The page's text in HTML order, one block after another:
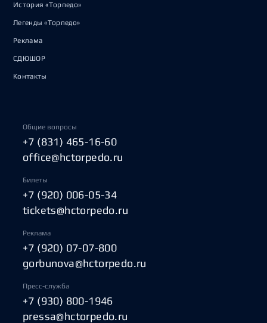
История «Торпедо»
Легенды «Торпедо»
Реклама
СДЮШОР
Контакты
Общие вопросы
+7 (831) 465-16-60
office@hctorpedo.ru
Билеты
+7 (920) 006-05-34
tickets@hctorpedo.ru
Реклама
+7 (920) 07-07-800
gorbunova@hctorpedo.ru
Пресс-служба
+7 (930) 800-1946
pressa@hctorpedo.ru